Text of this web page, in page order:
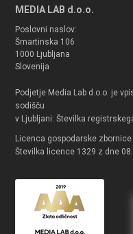
MEDIA LAB d.o.o.
Poslovni naslov:
Šmartinska 106
1000 Ljubljana
Slovenija
Podjetje Media Lab d.o.o. je
sodišču
v Ljubljani: Številka
Licenca gospodarske
Številka licence 1329 z dne